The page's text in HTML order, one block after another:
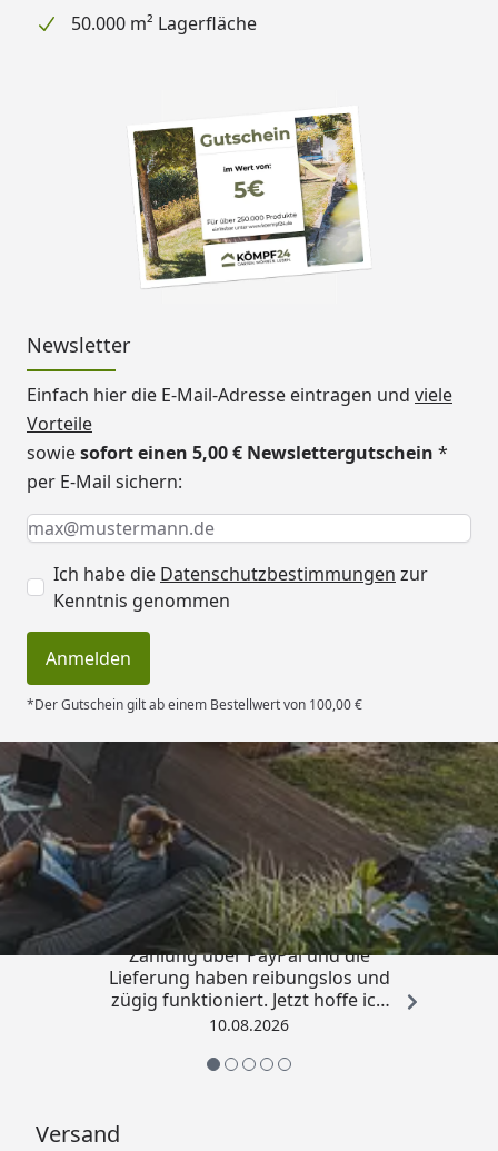
50.000 m² Lagerfläche
Newsletter
Einfach hier die E-Mail-Adresse eintragen und viele
Vorteile
sowiesofort einen 5,00 € Newslettergutschein *
per E-Mail sichern:
Keine Eingabe erforderlich
Eingabe erforderlich
E-Mail *
Ich habe die Datenschutzbestimmungen zur
Kenntnis genommen
Anmelden
*Der Gutschein gilt ab einem Bestellwert von 100,00 €
Trusted Shops
4,83/ 5
„Sowohl die Bestellung, die
Zahlung über PayPal und die
Lieferung haben reibungslos und
zügig funktioniert. Jetzt hoffe ich
nur, dass auch das Terrassen-Öl
zufrieden! Danke.“
10.08.2026
Versand